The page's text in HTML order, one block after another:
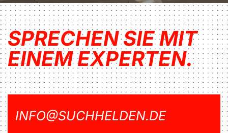
SPRECHEN SIE MIT
EINEM EXPERTEN.
INFO@SUCHHELDEN.DE